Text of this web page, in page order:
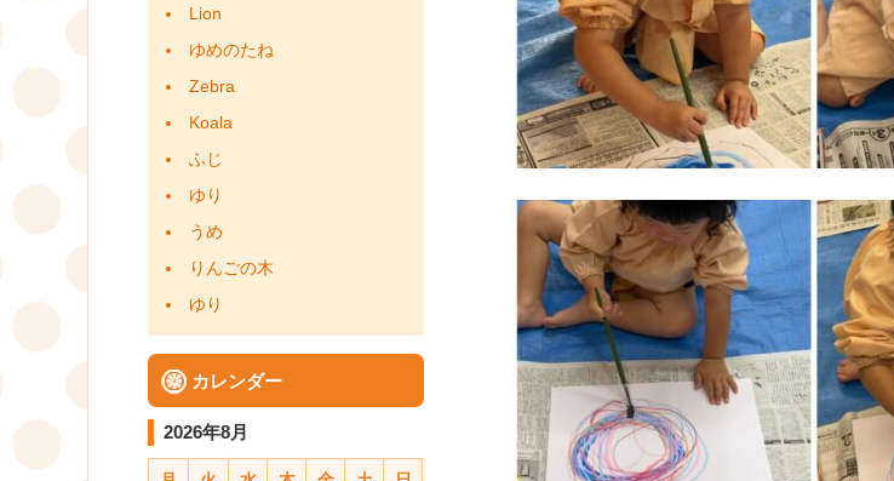
Lion
ゆめのたね
Zebra
Koala
ふじ
ゆり
うめ
りんごの木
ゆり
カレンダー
2026年8月